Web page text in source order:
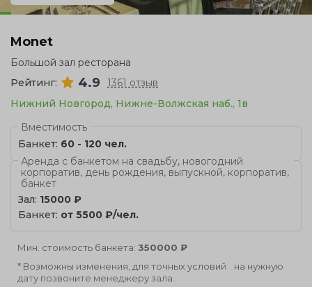
Monet
Большой зал ресторана
Рейтинг:
4.9
1361 отзыв
Нижний Новгород, Нижне-Волжская наб., 1в
Вместимость
Банкет: 60 - 120 чел.
Аренда с банкетом на свадьбу, новогодний
корпоратив, день рождения, выпускной, корпоратив,
банкет
Зал: 15000 ₽
Банкет: от 5500 ₽/чел.
Мин. стоимость банкета: 350000 ₽
* Возможны изменения, для точных условий на нужную
дату позвоните менеджеру зала.